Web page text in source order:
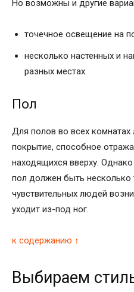
Но возможны и другие
точечное освещение на
несколько настенных и
разных местах.
Пол
Для полов во всех комнатах
покрытие, способное
находящихся вверху.
пол должен быть несколько
чувствительных людей
уходит из-под ног.
к содержанию ↑
Выбираем